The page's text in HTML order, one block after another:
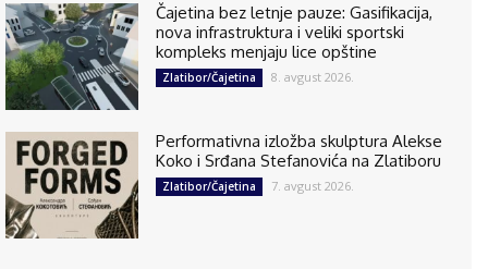
Čajetina bez letnje pauze: Gasifikacija,
nova infrastruktura i veliki sportski
kompleks menjaju lice opštine
Zlatibor/Čajetina 8. avgust 2026.
Performativna izložba skulptura Alekse
Koko i Srđana Stefanovića na Zlatiboru
Zlatibor/Čajetina 7. avgust 2026.